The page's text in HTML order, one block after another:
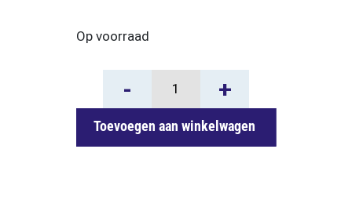
Op voorraad
-
Welzijnsplan
+
Toevoegen aan winkelwagen